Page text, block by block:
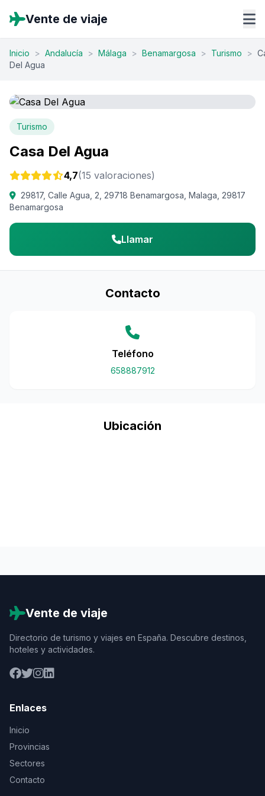
Vente de viaje
Inicio > Andalucía > Málaga > Benamargosa > Turismo >
Del Agua
Turismo
Casa Del Agua
4,7(15 valoraciones)
29817, Calle Agua, 2, 29718 Benamargosa, Malaga, 29817
Benamargosa
Llamar
Contacto
Teléfono
658887912
Ubicación
Vente de viaje
Directorio de turismo y viajes en España. Descubre destinos,
hoteles y actividades.
Enlaces
Inicio
Provincias
Sectores
Contacto